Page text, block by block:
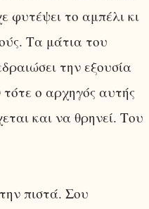
φυτέψει το αμπέλι κι
Τα μάτια του
την εξουσία
ο αρχηγός αυτής
και να θρηνεί. Του
πιστά. Σου